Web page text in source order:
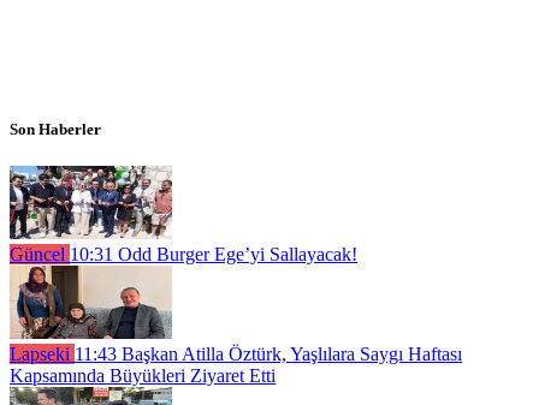
Son Haberler
Güncel 10:31 Odd Burger Ege’yi Sallayacak!
Lapseki 11:43 Başkan Atilla Öztürk, Yaşlılara Saygı Haftası
Kapsamında Büyükleri Ziyaret Etti